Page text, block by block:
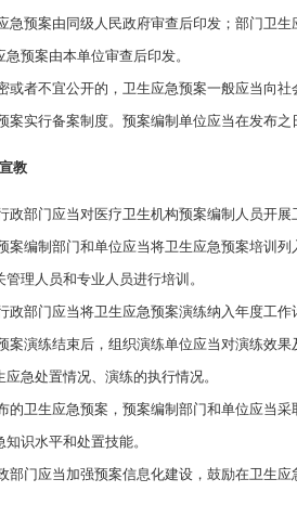
预案由同级人民政府审查后印发；部门卫生
预案由本单位审查后印发。
者不宜公开的，卫生应急预案一般应当向社
实行备案制度。预案编制单位应当在发布之
教
政部门应当对医疗卫生机构预案编制人员开
编制部门和单位应当将卫生应急预案培训列
理人员和专业人员进行培训。
部门应当将卫生应急预案演练纳入年度工作
演练结束后，组织演练单位应当对演练效果
急处置情况、演练的执行情况。
卫生应急预案，预案编制部门和单位应当采
识水平和处置技能。
门应当加强预案信息化建设，鼓励在卫生应